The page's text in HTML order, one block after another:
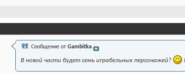
Сообщение от Gambitka
В новой части будет семь играбельных персонажей?